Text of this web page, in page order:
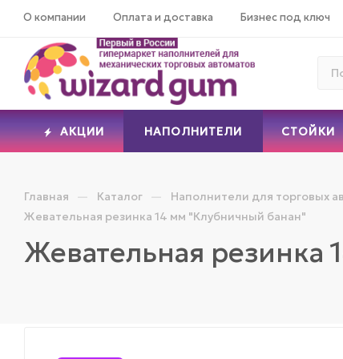
О компании Оплата и доставка Бизнес под ключ
АКЦИИ НАПОЛНИТЕЛИ СТОЙКИ
Главная — Каталог — Наполнители для торговых
Жевательная резинка 14 мм "Клубничный банан"
Жевательная резинка